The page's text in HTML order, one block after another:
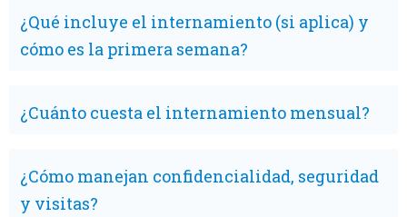
¿Qué incluye el internamiento (si aplica) y
cómo es la primera semana?
¿Cuánto cuesta el internamiento mensual?
¿Cómo manejan confidencialidad, seguridad
y visitas?